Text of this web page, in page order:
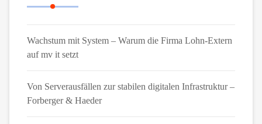
Wachstum mit System – Warum die Firma Lohn-Extern
auf mv it setzt
Von Serverausfällen zur stabilen digitalen Infrastruktur –
Forberger & Haeder